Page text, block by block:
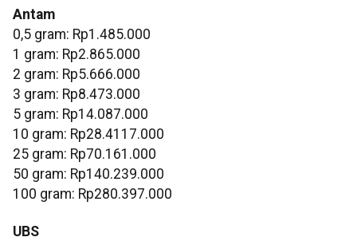
Antam
0,5 gram: Rp1.485.000
‎1 gram: Rp2.865.000
‎2 gram: Rp5.666.000
3 gram: Rp8.473.000
‎5 gram: Rp14.087.000
10 gram: Rp28.4117.000
‎25 gram: Rp70.161.000
‎50 gram: Rp140.239.000
‎100 gram: Rp280.397.000
UBS